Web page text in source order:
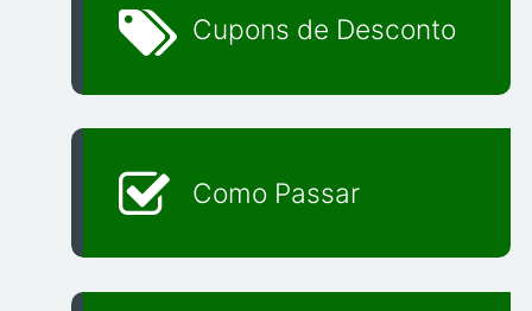
Cupons de Desconto
Como Passar